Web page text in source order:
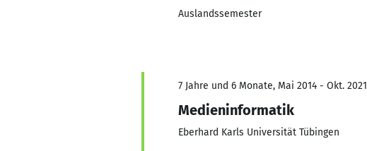
Auslandssemester
7 Jahre und 6 Monate, Mai 2014 - Okt. 2021
Medieninformatik
Eberhard Karls Universität Tübingen